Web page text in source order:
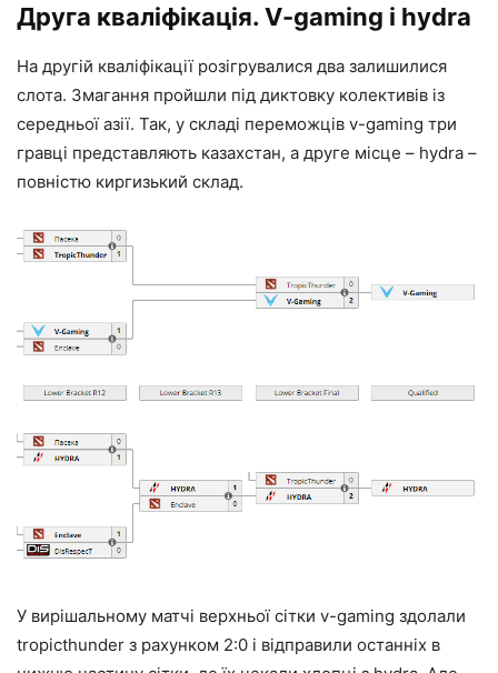
Друга кваліфікація. V-gaming і hydra
На другій кваліфікації розігрувалися два залишилися
слота. Змагання пройшли під диктовку колективів із
середньої азії. Так, у складі переможців v-gaming три
гравці представляють казахстан, а друге місце – hydra –
повністю киргизький склад.
У вирішальному матчі верхньої сітки v-gaming здолали
tropicthunder з рахунком 2:0 і відправили останніх в